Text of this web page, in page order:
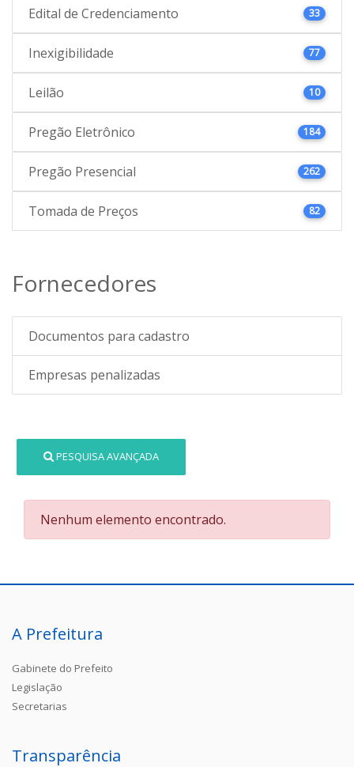
Edital de Credenciamento 33
Inexigibilidade 77
Leilão 10
Pregão Eletrônico 184
Pregão Presencial 262
Tomada de Preços 82
Fornecedores
Documentos para cadastro
Empresas penalizadas
PESQUISA AVANÇADA
Nenhum elemento encontrado.
A Prefeitura
Gabinete do Prefeito
Legislação
Secretarias
Transparência